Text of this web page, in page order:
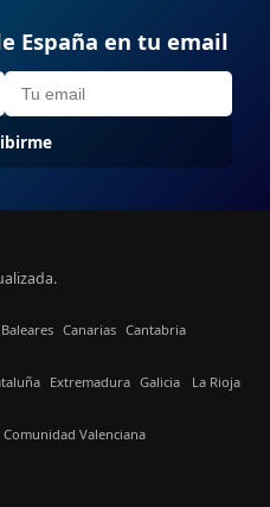
España en tu email
Baleares Canarias Cantabria
Extremadura Galicia La Rioja
Comunidad Valenciana